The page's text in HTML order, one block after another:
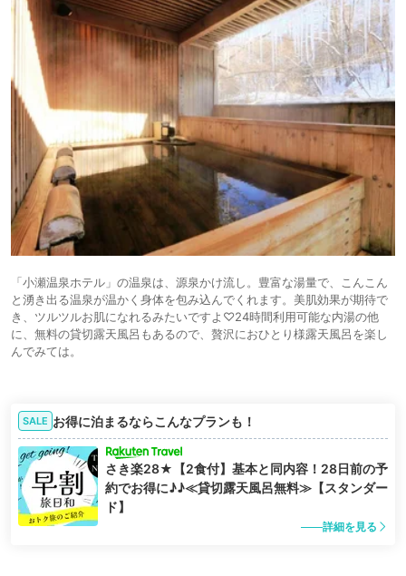
「小瀬温泉ホテル」の温泉は、源泉かけ流し。豊富な湯量で、こんこん
と湧き出る温泉が温かく身体を包み込んでくれます。美肌効果が期待で
き、ツルツルお肌になれるみたいですよ♡24時間利用可能な内湯の他
に、無料の貸切露天風呂もあるので、贅沢におひとり様露天風呂を楽し
んでみては。
SALE お得に泊まるならこんなプランも！
さき楽28★【2食付】基本と同内容！28日前の予
約でお得に♪♪≪貸切露天風呂無料≫【スタンダー
ド】
詳細を見る